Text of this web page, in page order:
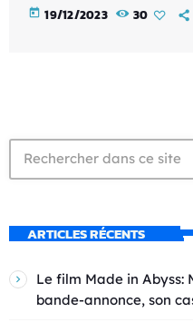
today 19/12/2023 30
ARTICLES RÉCENTS
Le film Made in Abyss:
bande-annonce, son